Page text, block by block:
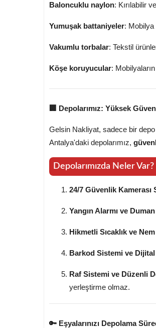
Baloncuklu naylon: Kırılabilir
Yumuşak battaniyeler: Mobilya
Vakumlu torbalar: Tekstil
Köşe koruyucular:
🏢 Depolarımız: Yüksek
Gelsin Nakliyat, sadece bir
Antalya'daki depolarımız,
Depolarımızda Neler Var?
24/7 Güvenlik Kamerası
Yangın Alarmı ve
Hikmetli Sıcaklık ve
Barkod Sistemi ve
Raf Sistemi ve Düzenli
yerleştirme olmaz.
🔑 Eşyalarınızı Depolama